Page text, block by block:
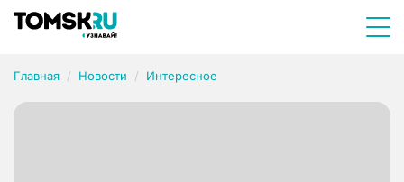
Главная Новости Интересное